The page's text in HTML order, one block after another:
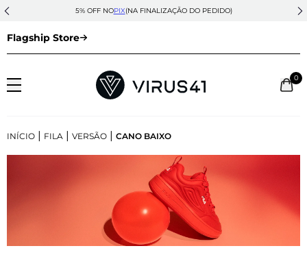
5% OFF NOPIX(NA FINALIZAÇÃO DO PEDIDO)
Flagship Store
0
INÍCIO | FILA | VERSÃO | CANO BAIXO